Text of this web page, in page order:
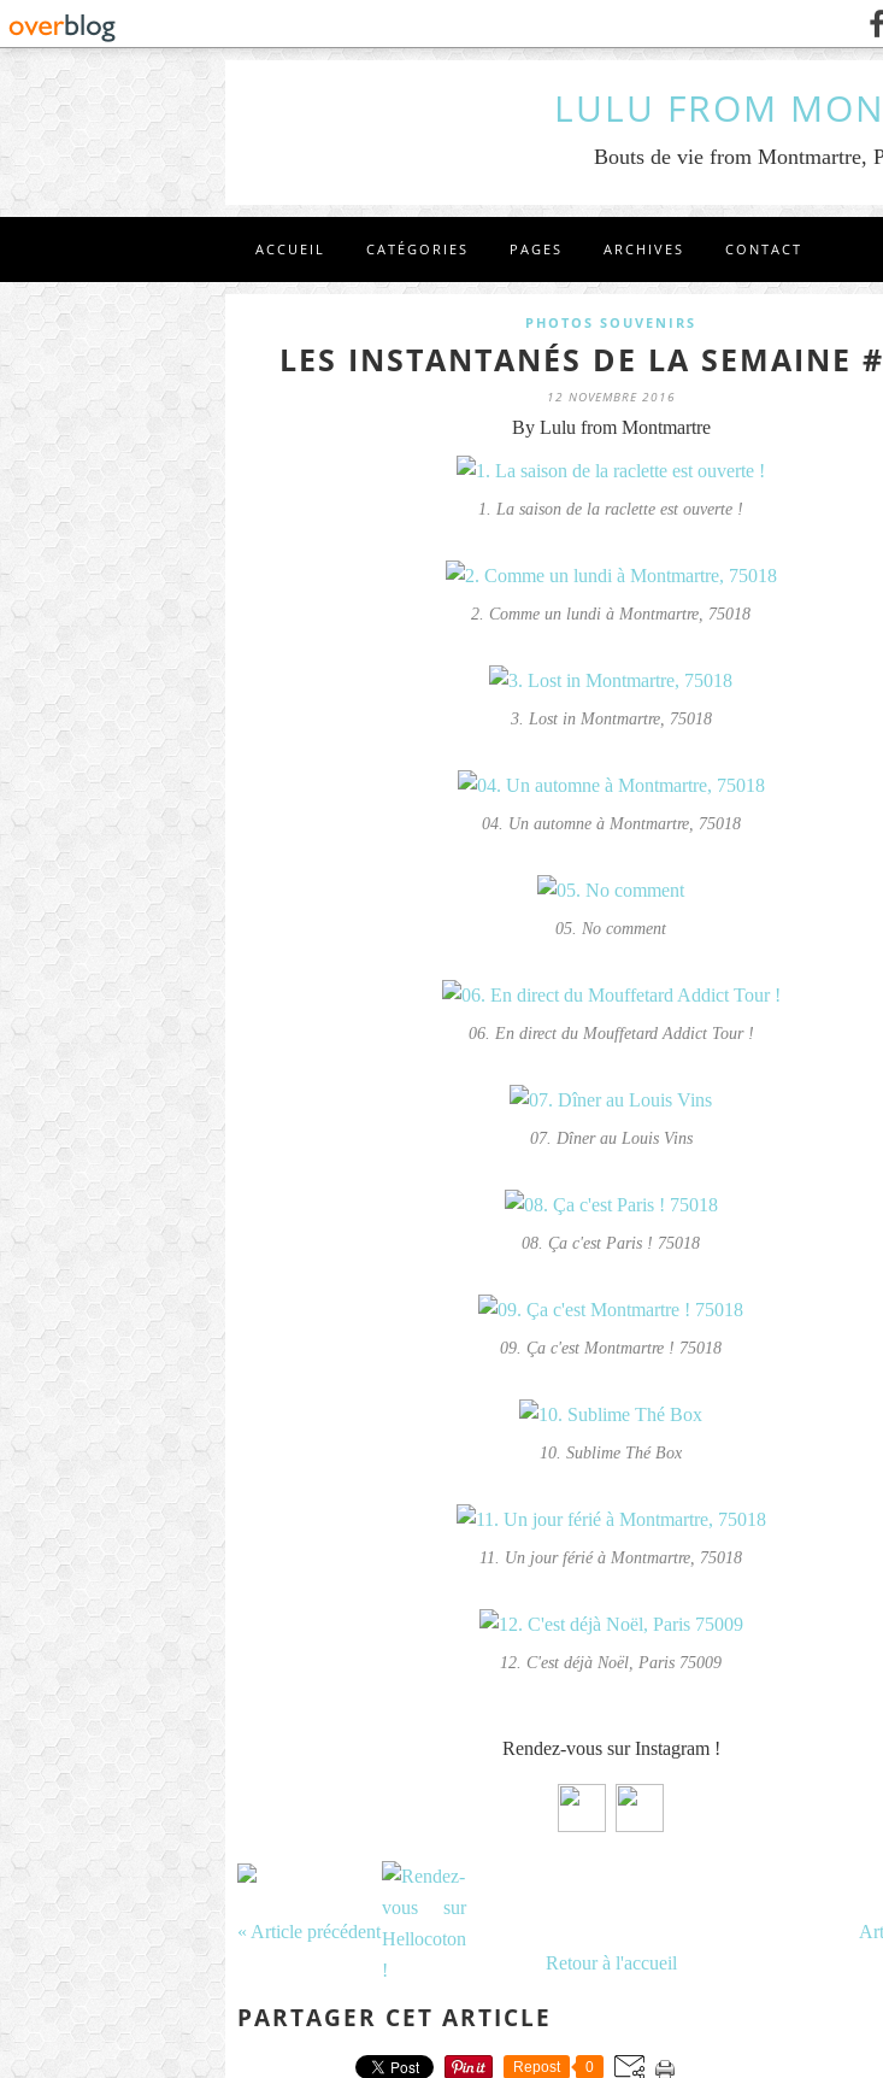
LULU FROM
Bouts de vie from Montmartre,
ACCUEIL CATÉGORIES PAGES ARCHIVES CONTACT
PHOTOS SOUVENIRS
LES INSTANTANÉS DE LA SEMAINE
12 NOVEMBRE 2016
By Lulu from Montmartre
1. La saison de la raclette est ouverte !
2. Comme un lundi à Montmartre, 75018
3. Lost in Montmartre, 75018
04. Un automne à Montmartre, 75018
05. No comment
06. En direct du Mouffetard Addict Tour !
07. Dîner au Louis Vins
08. Ça c'est Paris ! 75018
09. Ça c'est Montmartre ! 75018
10. Sublime Thé Box
11. Un jour férié à Montmartre, 75018
12. C'est déjà Noël, Paris 75009
Rendez-vous sur Instagram !
« Article précédent
Retour à l'accueil
PARTAGER CET ARTICLE
Repost 0